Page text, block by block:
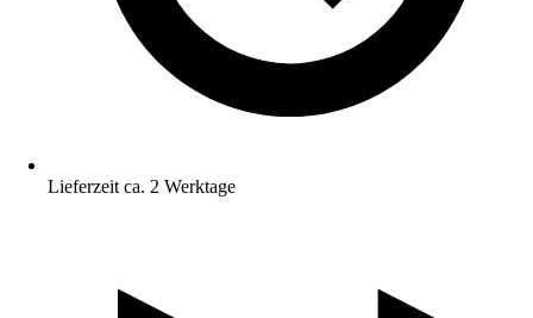
Lieferzeit ca. 2 Werktage